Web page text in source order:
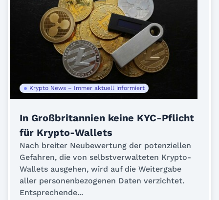
Krypto News – Immer aktuell informiert
In Großbritannien keine KYC-Pflicht
für Krypto-Wallets
Nach breiter Neubewertung der potenziellen
Gefahren, die von selbstverwalteten Krypto-
Wallets ausgehen, wird auf die Weitergabe
aller personenbezogenen Daten verzichtet.
Entsprechende...